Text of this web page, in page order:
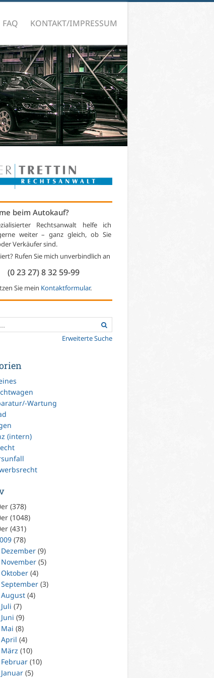
FAQ KONTAKT/IMPRESSUM
beim Autokauf?
Rechtsanwalt helfe ich
weiter – ganz gleich, ob Sie
Verkäufer sind.
Rufen Sie mich unverbindlich an
(0 23 27) 8 32 59-99
Sie mein Kontaktformular.
Erweiterte Suche
Wartung
(intern)
(378)
(1048)
(431)
(78)
Dezember (9)
November (5)
Oktober (4)
September (3)
August (4)
Juli (7)
Juni (9)
Mai (8)
April (4)
März (10)
Februar (10)
Januar (5)